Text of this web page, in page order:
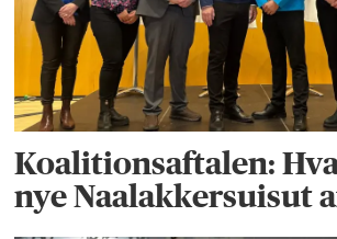
Koalitionsaftalen:
nye Naalakkersuisut